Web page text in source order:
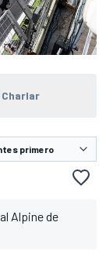
Charlar
Alpine de